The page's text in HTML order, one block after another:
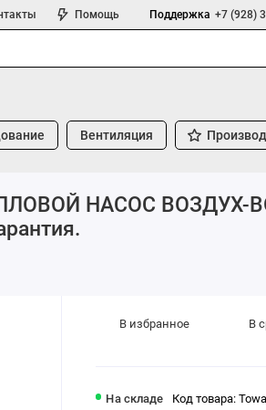
Помощь Поддержка +7 (928)
Вентиляция
НАСОС ВОЗДУХ-
На складе Код товара:
В избранное В